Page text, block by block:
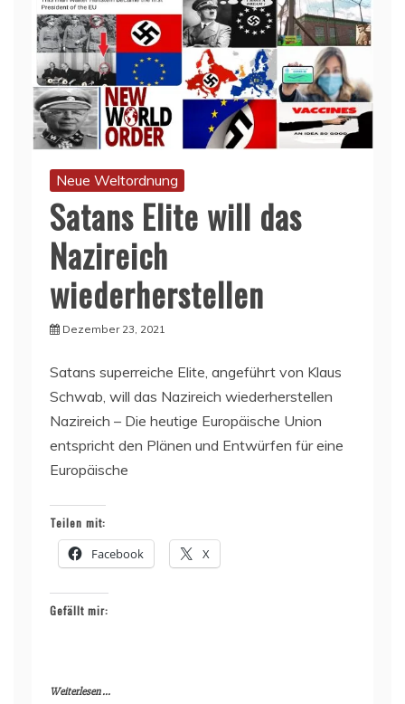
Neue Weltordnung
Satans Elite will das
Nazireich
wiederherstellen
Dezember 23, 2021
Satans superreiche Elite, angeführt von Klaus
Schwab, will das Nazireich wiederherstellen
Nazireich – Die heutige Europäische Union
entspricht den Plänen und Entwürfen für eine
Europäische
Teilen mit:
Facebook X
Gefällt mir:
Weiterlesen ...